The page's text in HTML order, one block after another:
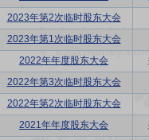
2023年第2次临时股东大会
2023年第1次临时股东大会
2022年年度股东大会
2022年第3次临时股东大会
2022年第2次临时股东大会
2021年年度股东大会